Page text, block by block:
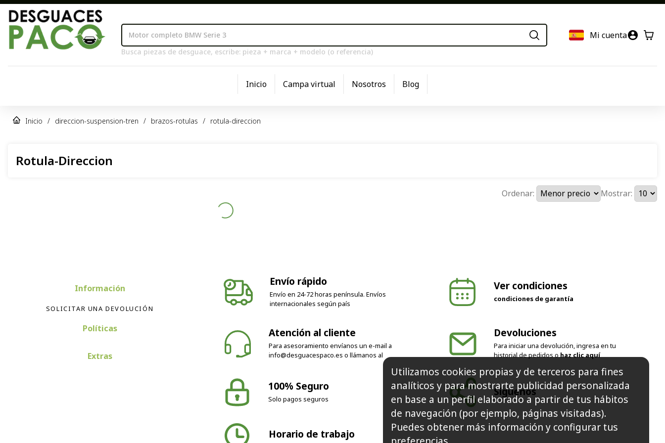
Busca piezas de desguace, escribe: pieza + marca + modelo (o referencia)
Mi cuenta
Inicio Campa virtual Nosotros Blog
Inicio / direccion-suspension-tren / brazos-rotulas / rotula-direccion
Rotula-Direccion
Ordenar: Mostrar:
SOLICITAR UNA DEVOLUCIÓN
Políticas
Envío en 24-72 horas península. Envíos
internacionales según país
condiciones de garantía
Para asesoramiento envíanos un e-mail a
info@desguacespaco.es o llámanos al
Para iniciar una devolución, ingresa en tu
historial de pedidos o
Solo pagos seguros
Síguenos
Utilizamos cookies propias y de terceros para fines
analíticos y para mostrarte publicidad personalizada
en base a un perfil elaborado a partir de tus hábitos
de navegación (por ejemplo, páginas visitadas).
Puedes obtener más información y configurar tus